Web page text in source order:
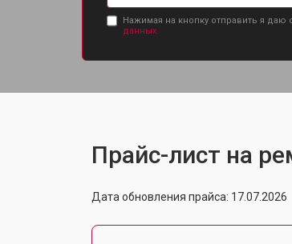
Нажимая на кнопку отправить я даю
данных.
Прайс-лист на
Дата обновления прайса: 17.07.2026